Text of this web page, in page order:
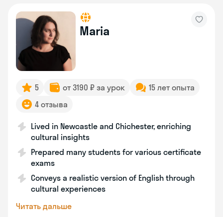
Maria
5 от 3190 ₽ за урок
15 лет опыта
4 отзыва
Lived in Newcastle and Chichester, enriching
cultural insights
Prepared many students for various certificate
exams
Conveys a realistic version of English through
cultural experiences
Читать дальше